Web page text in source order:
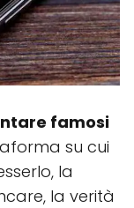
famosi
su cui
la
la verità